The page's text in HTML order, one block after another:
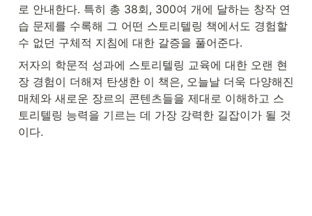
로 안내한다. 특히 총 38회, 300여 개에 달하는 창작 연
습 문제를 수록해 그 어떤 스토리텔링 책에서도 경험할
수 없던 구체적 지침에 대한 갈증을 풀어준다.
저자의 학문적 성과에 스토리텔링 교육에 대한 오랜 현
장 경험이 더해져 탄생한 이 책은, 오늘날 더욱 다양해진
매체와 새로운 장르의 콘텐츠들을 제대로 이해하고 스
토리텔링 능력을 기르는 데 가장 강력한 길잡이가 될 것
이다.